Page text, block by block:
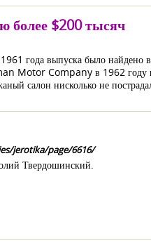
более $200 тысяч
года выпуска было
Company в 1962 году
салон нисколько не
jerotika/page/6616/
Твердошинский.